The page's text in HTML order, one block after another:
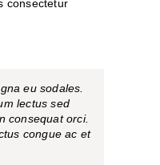
consectetur
eu sodales.
lectus sed
consequat orci.
congue ac et